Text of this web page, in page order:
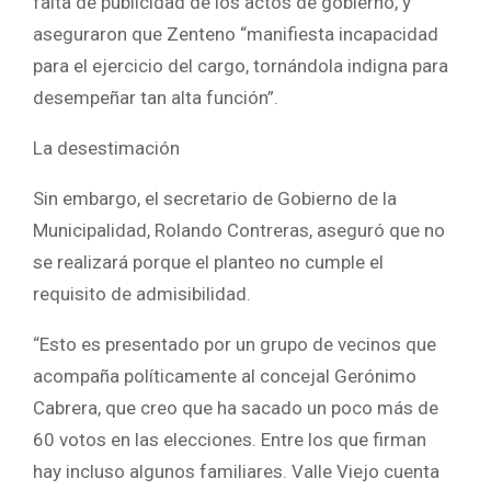
aseguraron que Zenteno “manifiesta incapacidad
para el ejercicio del cargo, tornándola indigna para
desempeñar tan alta función”.
La desestimación
Sin embargo, el secretario de Gobierno de la
Municipalidad, Rolando Contreras, aseguró que no
se realizará porque el planteo no cumple el
requisito de admisibilidad.
“Esto es presentado por un grupo de vecinos que
acompaña políticamente al concejal Gerónimo
Cabrera, que creo que ha sacado un poco más de
60 votos en las elecciones. Entre los que firman
hay incluso algunos familiares. Valle Viejo cuenta